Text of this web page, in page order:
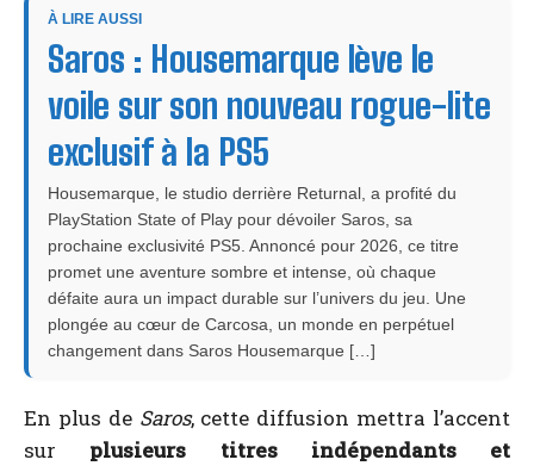
À LIRE AUSSI
Saros : Housemarque lève le
voile sur son nouveau rogue-lite
exclusif à la PS5
Housemarque, le studio derrière Returnal, a profité du
PlayStation State of Play pour dévoiler Saros, sa
prochaine exclusivité PS5. Annoncé pour 2026, ce titre
promet une aventure sombre et intense, où chaque
défaite aura un impact durable sur l’univers du jeu. Une
plongée au cœur de Carcosa, un monde en perpétuel
changement dans Saros Housemarque […]
En plus de Saros, cette diffusion mettra l’accent
sur plusieurs titres indépendants et